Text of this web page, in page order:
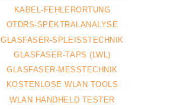
KABEL-FEHLERORTUNG
OTDRS-SPEKTRALANALYSE
GLASFASER-SPLEISSTECHNIK
GLASFASER-TAPS (LWL)
GLASFASER-MESSTECHNIK
KOSTENLOSE WLAN TOOLS
WLAN HANDHELD TESTER